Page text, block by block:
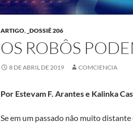
ARTIGO, _DOSSIÊ 206
OS ROBÔS
8 DE ABRIL DE 2019 COMCIENCIA
Por Estevam F. Arantes e Kalinka
Se em um passado não muito